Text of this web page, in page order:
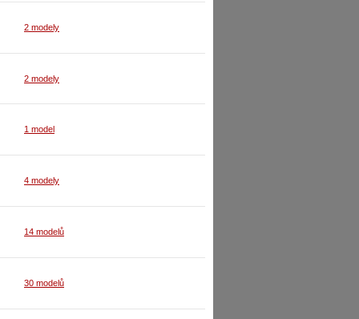
2 modely
2 modely
1 model
4 modely
14 modelů
30 modelů